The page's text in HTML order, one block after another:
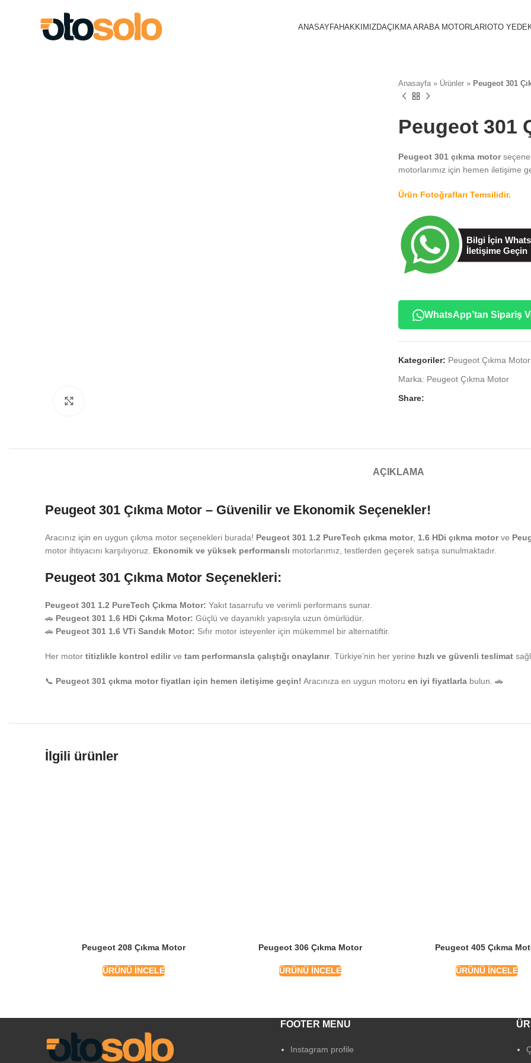
ANASAYFAHAKKIMIZDAÇIKMA ARABA MOTORLARIOTO
Anasayfa » Ürünler » Peugeot 301
Peugeot 301
Peugeot 301 çıkma motor
motorlarımız için hemen iletişime
Ürün Fotoğrafları Temsilidir.
WhatsApp’tan Sipariş
Kategoriler: Peugeot Çıkma Motor
Marka: Peugeot Çıkma Motor
Share:
AÇIKLAMA
Peugeot 301 Çıkma Motor – Güvenilir ve Ekonomik Seçenekler!
Aracınız için en uygun çıkma motor seçenekleri burada! Peugeot 301 1.2 PureTech çıkma motor, 1.6 HDi çıkma motorve
motor ihtiyacını karşılıyoruz. Ekonomik ve yüksek performanslı motorlarımız, testlerden geçerek satışa sunulmaktadır.
Peugeot 301 Çıkma Motor Seçenekleri:
Peugeot 301 1.2 PureTech Çıkma Motor: Yakıt tasarrufu ve verimli performans sunar.
🚗 Peugeot 301 1.6 HDi Çıkma Motor: Güçlü ve dayanıklı yapısıyla uzun ömürlüdür.
🚗 Peugeot 301 1.6 VTi Sandık Motor: Sıfır motor isteyenler için mükemmel bir alternatiftir.
Her motor titizlikle kontrol edilirve tam performansla çalıştığı onaylanır. Türkiye’nin her yerine hızlı ve güvenli teslimat
📞 Peugeot 301 çıkma motor fiyatları için hemen iletişime geçin! Aracınıza en uygun motoru en iyi fiyatlarla bulun. 🚗
İlgili ürünler
Peugeot 208 Çıkma Motor
ÜRÜNÜ İNCELE
Peugeot 306 Çıkma Motor
ÜRÜNÜ İNCELE
Peugeot 405 Çıkma
ÜRÜNÜ İNCELE
FOOTER MENU
Instagram profile